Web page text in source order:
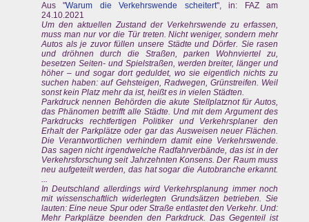
Aus "Warum die Verkehrswende scheitert", in: FAZ am
24.10.2021
Um den aktuellen Zustand der Verkehrswende zu erfassen,
muss man nur vor die Tür treten. Nicht weniger, sondern mehr
Autos als je zuvor füllen unsere Städte und Dörfer. Sie rasen
und dröhnen durch die Straßen, parken Wohnviertel zu,
besetzen Seiten- und Spielstraßen, werden breiter, länger und
höher – und sogar dort geduldet, wo sie eigentlich nichts zu
suchen haben: auf Gehsteigen, Radwegen, Grünstreifen. Weil
sonst kein Platz mehr da ist, heißt es in vielen Städten.
Parkdruck nennen Behörden die akute Stellplatznot für Autos,
das Phänomen betrifft alle Städte. Und mit dem Argument des
Parkdrucks rechtfertigen Politiker und Verkehrsplaner den
Erhalt der Parkplätze oder gar das Ausweisen neuer Flächen.
Die Verantwortlichen verhindern damit eine Verkehrswende.
Das sagen nicht irgendwelche Radfahrverbände, das ist in der
Verkehrsforschung seit Jahrzehnten Konsens. Der Raum muss
neu aufgeteilt werden, das hat sogar die Autobranche erkannt.
...
In Deutschland allerdings wird Verkehrsplanung immer noch
mit wissenschaftlich widerlegten Grundsätzen betrieben. Sie
lauten: Eine neue Spur oder Straße entlastet den Verkehr. Und:
Mehr Parkplätze beenden den Parkdruck. Das Gegenteil ist